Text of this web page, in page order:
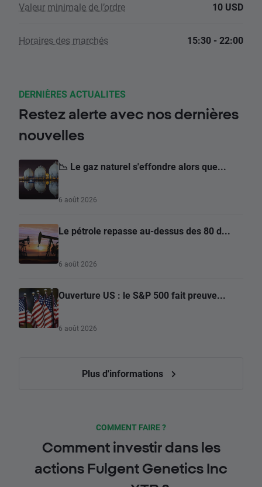
Valeur minimale de l’ordre 10 USD
Horaires des marchés 15:30 - 22:00
DERNIÈRES ACTUALITES
Restez alerte avec nos dernières
nouvelles
📉 Le gaz naturel s'effondre alors que...
6 août 2026
Le pétrole repasse au-dessus des 80 d...
6 août 2026
Ouverture US : le S&P 500 fait preuve...
6 août 2026
Plus d'informations
COMMENT FAIRE ?
Comment investir dans les
actions Fulgent Genetics Inc